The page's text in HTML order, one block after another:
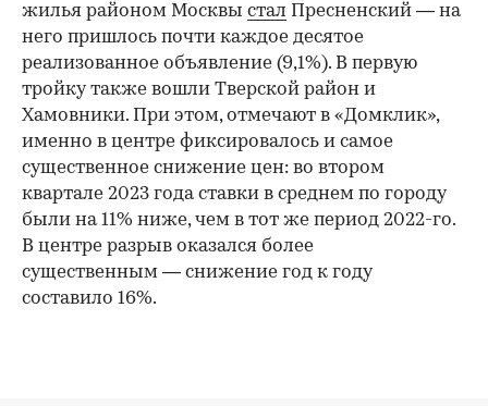
жилья районом Москвы стал Пресненский — на
него пришлось почти каждое десятое
реализованное объявление (9,1%). В первую
тройку также вошли Тверской район и
Хамовники. При этом, отмечают в «Домклик»,
именно в центре фиксировалось и самое
существенное снижение цен: во втором
квартале 2023 года ставки в среднем по городу
были на 11% ниже, чем в тот же период 2022-го.
В центре разрыв оказался более
существенным — снижение год к году
составило 16%.